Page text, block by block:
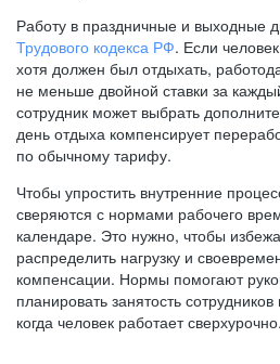
Работу в праздничные и выходные
Трудового кодекса РФ. Если
хотя должен был отдыхать,
не меньше двойной ставки за
сотрудник может выбрать
день отдыха компенсирует
по обычному тарифу.
Чтобы упростить внутренние
сверяются с нормами рабочего
календаре. Это нужно, чтобы
распределить нагрузку и
компенсации. Нормы помогают
планировать занятость
когда человек работает сверхурочно.